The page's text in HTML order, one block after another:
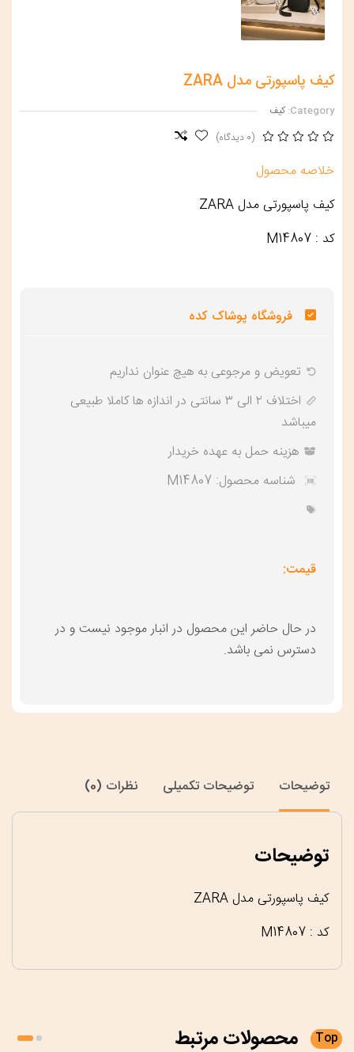
کیف پاسپورتی مدل ZARA
Category: کیف
(0 دیدگاه)
خلاصه محصول
کیف پاسپورتی مدل ZARA
کد : M14807
فروشگاه پوشاک کده
تعویض و‌ مرجوعی به هیچ عنوان نداریم
اختلاف ۲ الی ۳ سانتی در اندازه ها کاملا طبیعی
میباشد
هزینه حمل به عهده خریدار
شناسه محصول: M14807
قیمت:
در حال حاضر این محصول در انبار موجود نیست و در
دسترس نمی باشد.
توضیحات توضیحات تکمیلی نظرات (0)
توضیحات
کیف پاسپورتی مدل ZARA
کد : M14807
Top محصولاتمرتبط